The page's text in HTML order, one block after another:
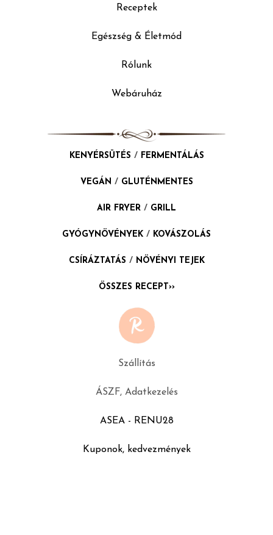
Receptek
Egészség & Életmód
Rólunk
Webáruház
KENYÉRSÜTÉS / FERMENTÁLÁS
VEGÁN / GLUTÉNMENTES
AIR FRYER / GRILL
GYÓGYNÖVÉNYEK / KOVÁSZOLÁS
CSÍRÁZTATÁS / NÖVÉNYI TEJEK
ÖSSZES RECEPT››
Szállítás
ÁSZF, Adatkezelés
ASEA - RENU28
Kuponok, kedvezmények